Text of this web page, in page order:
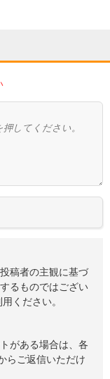
稿者の主観に基づ
るものではござい
ください。
がある場合は、各
らご返信いただけ